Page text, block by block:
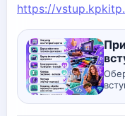
https://